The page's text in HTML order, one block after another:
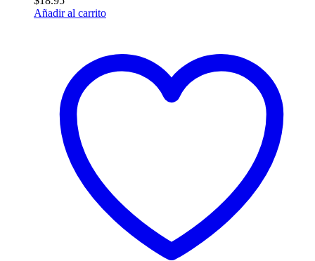
Añadir al carrito